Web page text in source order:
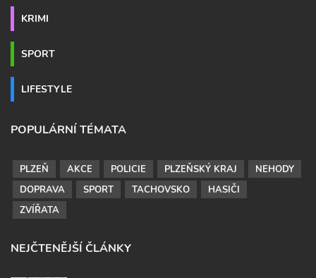
KRIMI
SPORT
LIFESTYLE
POPULÁRNÍ TÉMATA
PLZEŇ AKCE POLICIE PLZEŇSKÝ KRAJ
NEHODY
DOPRAVA
SPORT TACHOVSKO
HASIČI
ZVÍŘATA
NEJČTENĚJŠÍ ČLÁNKY